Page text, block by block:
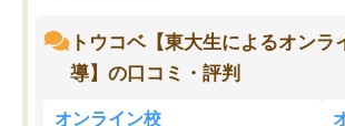
トウコベ【東大生によるオンラ
導】の口コミ・評判
オンライン校